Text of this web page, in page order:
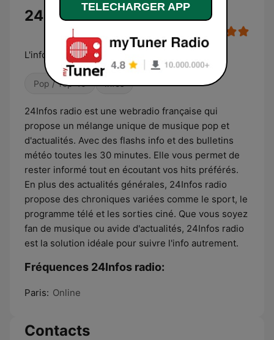
24Infos radio
L'info autrement
Pop / Top 40 Infos
24Infos radio est une webradio française qui
propose un mélange unique de musique pop et
d'actualités. Avec des flashs info et des bulletins
météo toutes les 30 minutes. Elle vous permet de
rester informé tout en écoutant vos hits préférés.
En plus des actualités générales, 24Infos radio
propose des chroniques variées comme le sport, le
programme télé et les sorties ciné. Que vous soyez
fan de musique ou avide d'actualités, 24Infos radio
est la solution idéale pour suivre l'info autrement.
Fréquences 24Infos radio:
Paris: Online
Contacts
TELECHARGER APP